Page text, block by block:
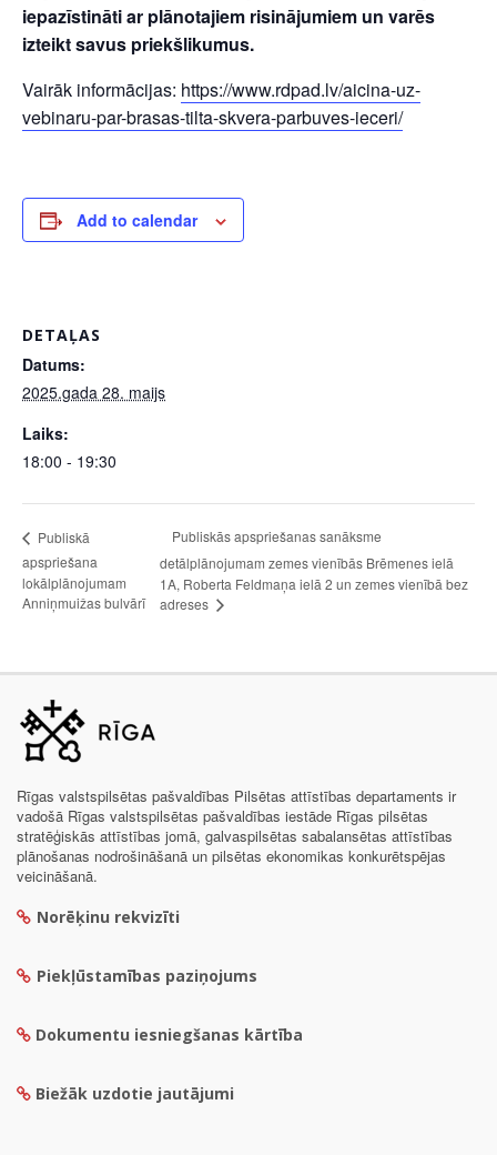
iepazīstināti ar plānotajiem risinājumiem un varēs
izteikt savus priekšlikumus.
Vairāk informācijas: https://www.rdpad.lv/aicina-uz-
vebinaru-par-brasas-tilta-skvera-parbuves-ieceri/
Add to calendar
DETAĻAS
Datums:
2025.gada 28. maijs
Laiks:
18:00 - 19:30
Publiskā
apspriešana
lokālplānojumam
Anniņmuižas bulvārī
Publiskās apspriešanas sanāksme
detālplānojumam zemes vienībās Brēmenes ielā
1A, Roberta Feldmaņa ielā 2 un zemes vienībā bez
adreses
Rīgas valstspilsētas pašvaldības Pilsētas attīstības departaments ir
vadošā Rīgas valstspilsētas pašvaldības iestāde Rīgas pilsētas
stratēģiskās attīstības jomā, galvaspilsētas sabalansētas attīstības
plānošanas nodrošināšanā un pilsētas ekonomikas konkurētspējas
veicināšanā.
Norēķinu rekvizīti
Piekļūstamības paziņojums
Dokumentu iesniegšanas kārtība
Biežāk uzdotie jautājumi